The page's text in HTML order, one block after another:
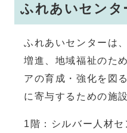
ふれあいセン
ふれあいセンターは
増進、地域福祉のた
アの育成・強化を図
に寄与するための施
1階：シルバー人材セ